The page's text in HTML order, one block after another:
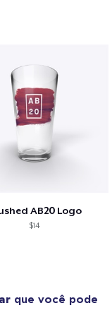
AB20 Logo
$14
que você pode